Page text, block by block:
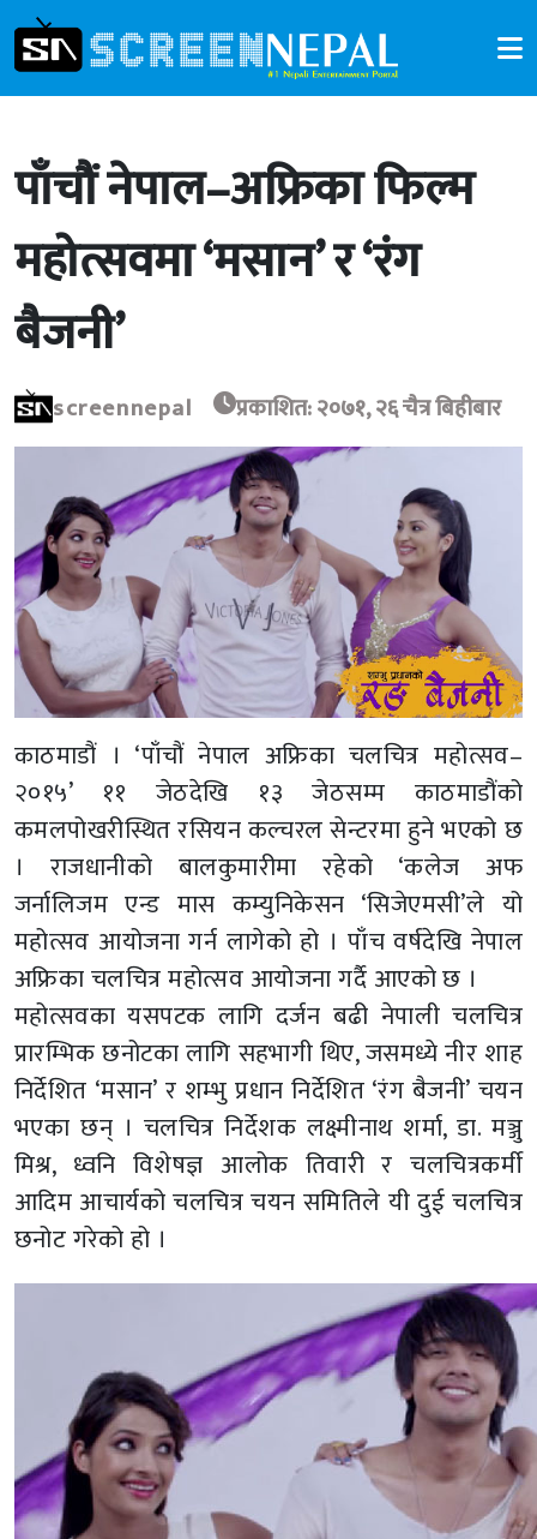
पाँचौं नेपाल–अफ्रिका फिल्म
महोत्सवमा ‘मसान’ र ‘रंग
बैजनी’
screennepal प्रकाशित: २०७१, २६ चैत्र बिहीबार
काठमाडौं । ‘पाँचौं नेपाल अफ्रिका चलचित्र महोत्सव–
२०१५’ ११ जेठदेखि १३ जेठसम्म काठमाडौंको
कमलपोखरीस्थित रसियन कल्चरल सेन्टरमा हुने भएको छ
। राजधानीको बालकुमारीमा रहेको ‘कलेज अफ
जर्नालिजम एन्ड मास कम्युनिकेसन ‘सिजेएमसी’ले यो
महोत्सव आयोजना गर्न लागेको हो । पाँच वर्षदेखि नेपाल
अफ्रिका चलचित्र महोत्सव आयोजना गर्दै आएको छ ।
महोत्सवका यसपटक लागि दर्जन बढी नेपाली चलचित्र
प्रारम्भिक छनोटका लागि सहभागी थिए, जसमध्ये नीर शाह
निर्देशित ‘मसान’ र शम्भु प्रधान निर्देशित ‘रंग बैजनी’ चयन
भएका छन् । चलचित्र निर्देशक लक्ष्मीनाथ शर्मा, डा. मञ्जु
मिश्र, ध्वनि विशेषज्ञ आलोक तिवारी र चलचित्रकर्मी
आदिम आचार्यको चलचित्र चयन समितिले यी दुई चलचित्र
छनोट गरेको हो ।